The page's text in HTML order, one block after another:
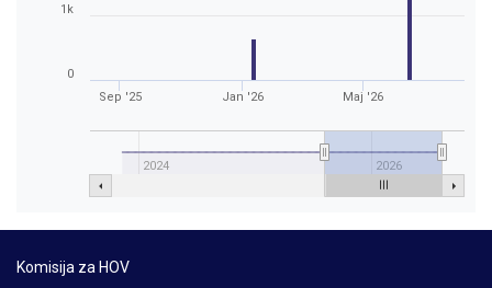
Sep '25 Jan '26 Maj '26
2024 2026
0
1k
Komisija za HOV